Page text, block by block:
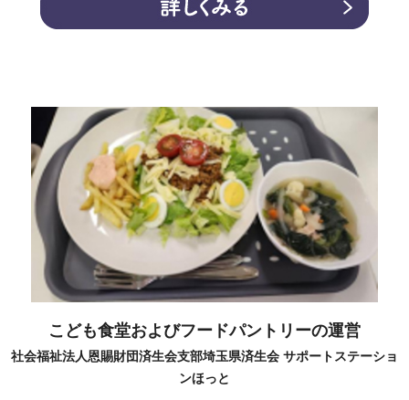
こども食堂およびフードパントリーの運営
社会福祉法人恩賜財団済生会支部埼玉県済生会 サポートステーショ
ンほっと